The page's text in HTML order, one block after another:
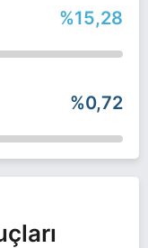
%15,28
%0,72